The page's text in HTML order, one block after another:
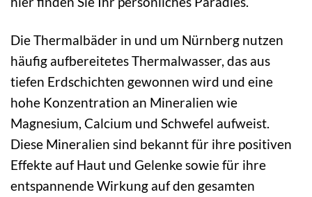
Die Thermalbäder in und um Nürnberg nutzen
häufig aufbereitetes Thermalwasser, das aus
tiefen Erdschichten gewonnen wird und eine
hohe Konzentration an Mineralien wie
Magnesium, Calcium und Schwefel aufweist.
Diese Mineralien sind bekannt für ihre positiven
Effekte auf Haut und Gelenke sowie für ihre
entspannende Wirkung auf den gesamten